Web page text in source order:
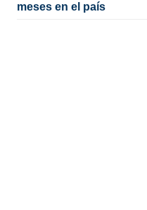
meses en el país